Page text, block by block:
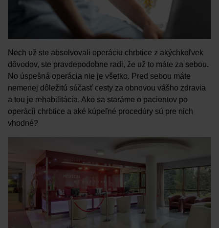
Nech už ste absolvovali operáciu chrbtice z akýchkoľvek
dôvodov, ste pravdepodobne radi, že už to máte za sebou.
No úspešná operácia nie je všetko. Pred sebou máte
nemenej dôležitú súčasť cesty za obnovou vášho zdravia
a tou je rehabilitácia. Ako sa staráme o pacientov po
operácii chrbtice a aké kúpeľné procedúry sú pre nich
vhodné?